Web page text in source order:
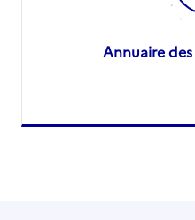
Annuaire